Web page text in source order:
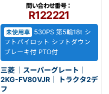
問い合わせ番号：
R122221
未使用車 530PS 第5輪18t シ
フトパイロット シフトダウン
ブレーキ付 PTO付
三菱 ｜スーパーグレート｜
2KG-FV80VJR｜ トラクタ2デ
フ